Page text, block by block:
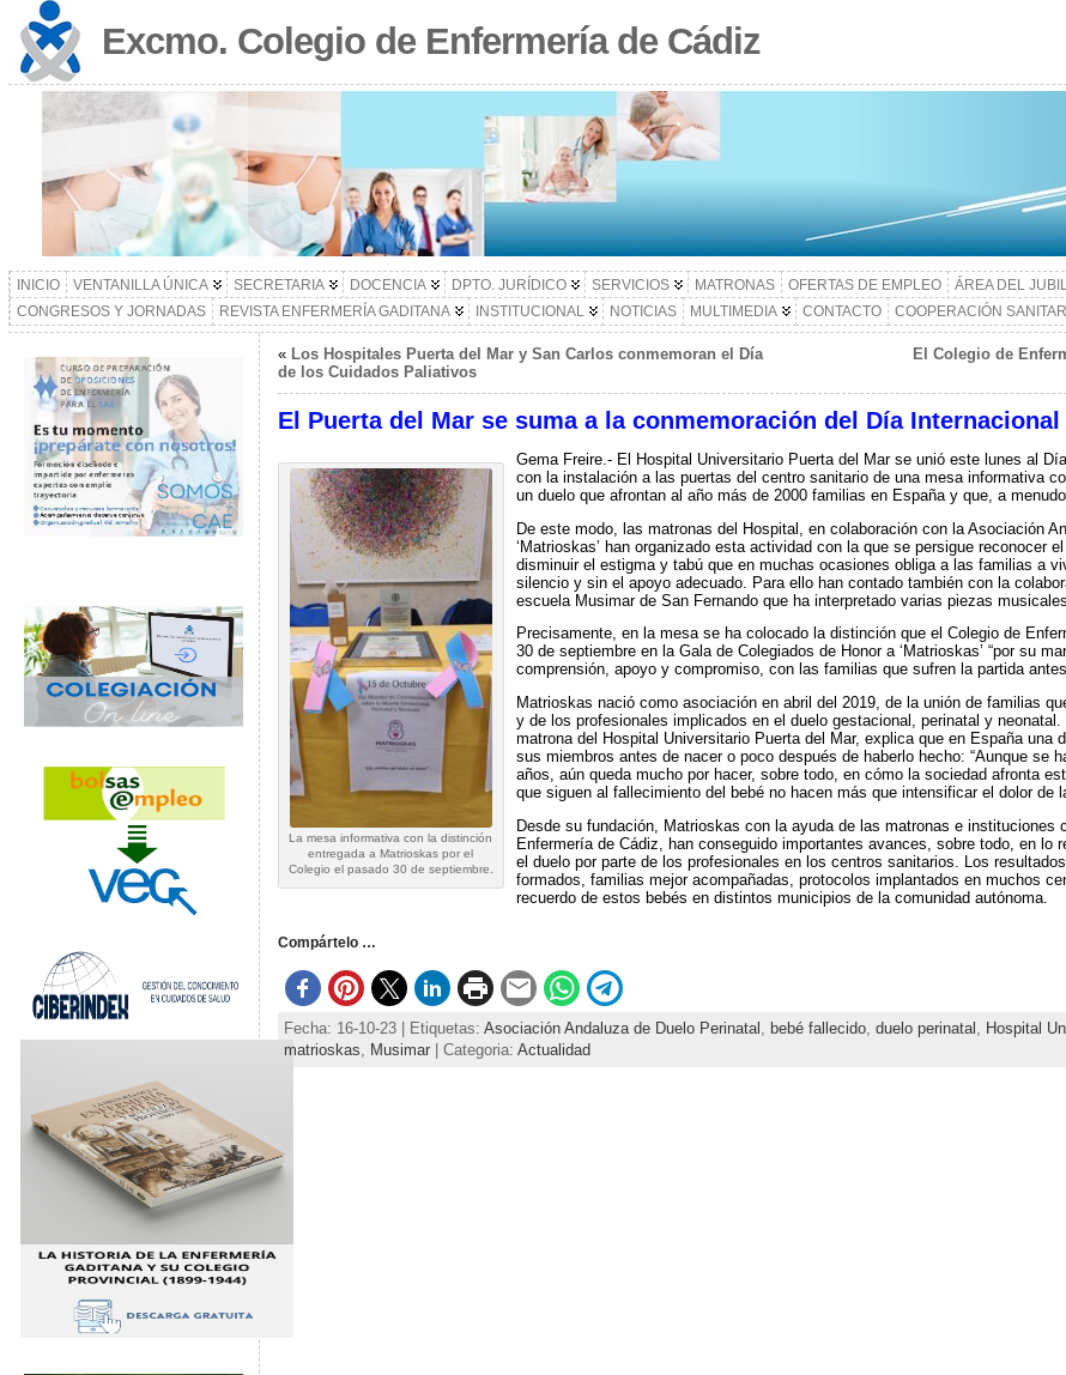
Excmo. Colegio de Enfermería de Cádiz
INICIO VENTANILLA ÚNICA SECRETARIA DOCENCIA DPTO. JURÍDICO SERVICIOS MATRONAS OFERTAS DE EMPLEO ÁREA DEL
CONGRESOS Y JORNADAS
REVISTA ENFERMERÍA GADITANA INSTITUCIONAL NOTICIAS MULTIMEDIA CONTACTO COOPERACIÓN
« Los Hospitales Puerta del Mar y San Carlos conmemoran el Día
de los Cuidados Paliativos
El Colegio de
El Puerta del Mar se suma a la conmemoración del Día Internacional
La mesa informativa con la distinción
entregada a Matrioskas por el
Colegio el pasado 30 de septiembre.
Gema Freire.- El Hospital Universitario Puerta del Mar se unió este lunes al
con la instalación a las puertas del centro sanitario de una mesa informativa
un duelo que afrontan al año más de 2000 familias en España y que, a
De este modo, las matronas del Hospital, en colaboración con la Asociación
‘Matrioskas’ han organizado esta actividad con la que se persigue reconocer
disminuir el estigma y tabú que en muchas ocasiones obliga a las familias a
silencio y sin el apoyo adecuado. Para ello han contado también con la
escuela Musimar de San Fernando que ha interpretado varias piezas musicales.
Precisamente, en la mesa se ha colocado la distinción que el Colegio de
30 de septiembre en la Gala de Colegiados de Honor a ‘Matrioskas’ “por su
comprensión, apoyo y compromiso, con las familias que sufren la partida
Matrioskas nació como asociación en abril del 2019, de la unión de familias
y de los profesionales implicados en el duelo gestacional, perinatal y neonatal.
matrona del Hospital Universitario Puerta del Mar, explica que en España una
sus miembros antes de nacer o poco después de haberlo hecho: “Aunque se
años, aún queda mucho por hacer, sobre todo, en cómo la sociedad afronta
que siguen al fallecimiento del bebé no hacen más que intensificar el dolor de
Desde su fundación, Matrioskas con la ayuda de las matronas e instituciones
Enfermería de Cádiz, han conseguido importantes avances, sobre todo, en lo
el duelo por parte de los profesionales en los centros sanitarios. Los
formados, familias mejor acompañadas, protocolos implantados en muchos
recuerdo de estos bebés en distintos municipios de la comunidad autónoma.
Compártelo …
Fecha: 16-10-23 | Etiquetas: Asociación Andaluza de Duelo Perinatal bebé fallecido, duelo perinatal Hospital
matrioskas
Musimar| Categoria: Actualidad